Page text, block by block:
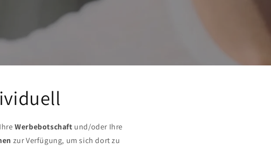
Werbebotschaft und/oder Ihre
zur Verfügung, um sich dort zu